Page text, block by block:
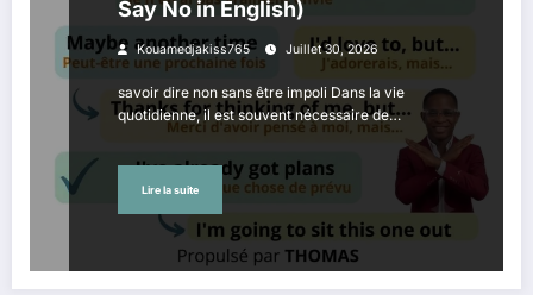
Say No in English)
Kouamedjakiss765 Juillet 30, 2026
savoir dire non sans être impoli Dans la vie
quotidienne, il est souvent nécessaire de…
Lire la suite